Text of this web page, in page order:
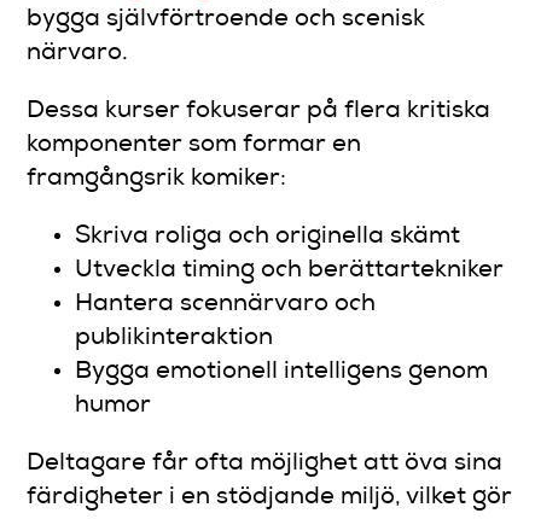
bygga självförtroende och scenisk
närvaro.
Dessa kurser fokuserar på flera kritiska
komponenter som formar en
framgångsrik komiker:
Skriva roliga och originella skämt
Utveckla timing och berättartekniker
Hantera scennärvaro och
publikinteraktion
Bygga emotionell intelligens genom
humor
Deltagare får ofta möjlighet att öva sina
färdigheter i en stödjande miljö, vilket gör